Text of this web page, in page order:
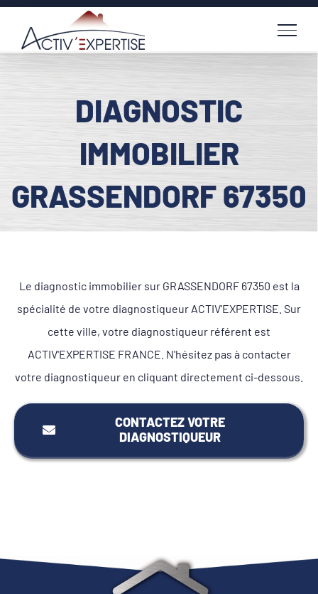
Passer
contenu
DIAGNOSTIC
IMMOBILIER
GRASSENDORF 67350
Le diagnostic immobilier sur GRASSENDORF 67350 est la
spécialité de votre diagnostiqueur ACTIV'EXPERTISE. Sur
cette ville, votre diagnostiqueur référent est
ACTIV'EXPERTISE FRANCE. N'hésitez pas à contacter
votre diagnostiqueur en cliquant directement ci-dessous.
CONTACTEZ VOTRE
DIAGNOSTIQUEUR